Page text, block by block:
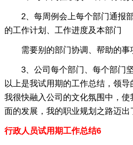
2、每周例会上每个部门通报部
的工作计划、工作进度及本部门
需要别的部门协调、帮助的事
3、公司每个部门、每个部门坚
以上是我试用期的工作总结，领
我很快融入公司的文化氛围中，
面的发展，我的职业规划之路迈出
行政人员试用期工作总结6